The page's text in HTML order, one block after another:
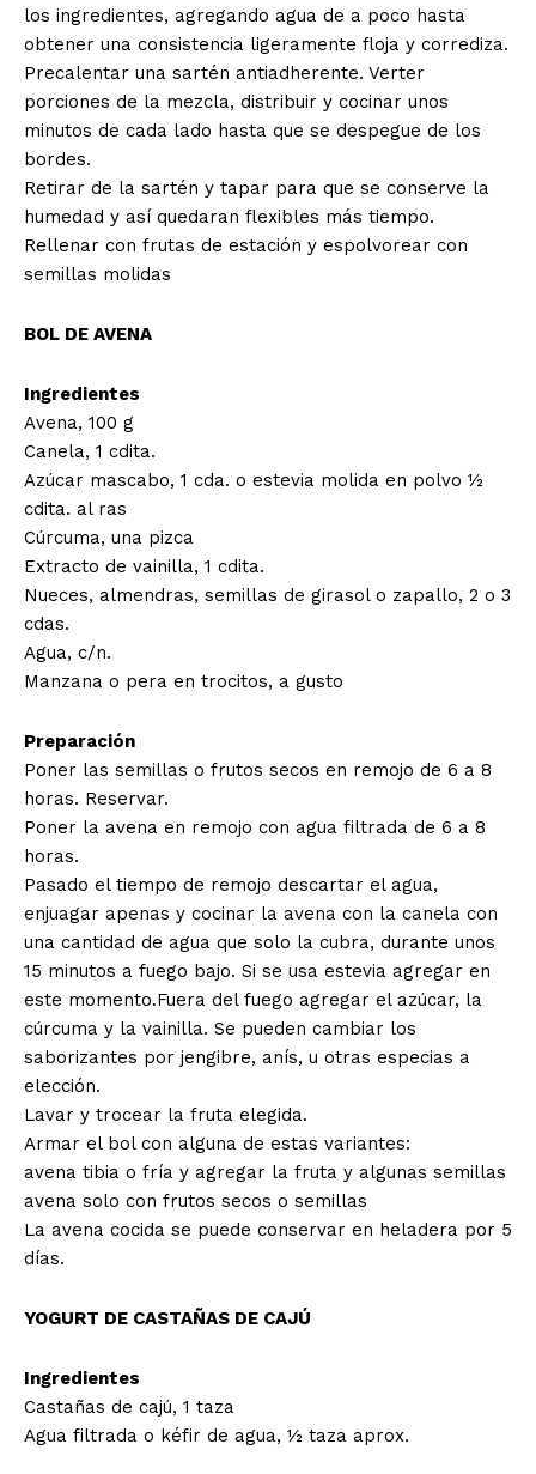
los ingredientes, agregando agua de a poco hasta
obtener una consistencia ligeramente floja y corrediza.
Precalentar una sartén antiadherente. Verter
porciones de la mezcla, distribuir y cocinar unos
minutos de cada lado hasta que se despegue de los
bordes.
Retirar de la sartén y tapar para que se conserve la
humedad y así quedaran flexibles más tiempo.
Rellenar con frutas de estación y espolvorear con
semillas molidas
BOL DE AVENA
Ingredientes
Avena, 100 g
Canela, 1 cdita.
Azúcar mascabo, 1 cda. o estevia molida en polvo ½
cdita. al ras
Cúrcuma, una pizca
Extracto de vainilla, 1 cdita.
Nueces, almendras, semillas de girasol o zapallo, 2 o 3
cdas.
Agua, c/n.
Manzana o pera en trocitos, a gusto
Preparación
Poner las semillas o frutos secos en remojo de 6 a 8
horas. Reservar.
Poner la avena en remojo con agua filtrada de 6 a 8
horas.
Pasado el tiempo de remojo descartar el agua,
enjuagar apenas y cocinar la avena con la canela con
una cantidad de agua que solo la cubra, durante unos
15 minutos a fuego bajo. Si se usa estevia agregar en
este momento.Fuera del fuego agregar el azúcar, la
cúrcuma y la vainilla. Se pueden cambiar los
saborizantes por jengibre, anís, u otras especias a
elección.
Lavar y trocear la fruta elegida.
Armar el bol con alguna de estas variantes:
avena tibia o fría y agregar la fruta y algunas semillas
avena solo con frutos secos o semillas
La avena cocida se puede conservar en heladera por 5
días.
YOGURT DE CASTAÑAS DE CAJÚ
Ingredientes
Castañas de cajú, 1 taza
Agua filtrada o kéfir de agua, ½ taza aprox.